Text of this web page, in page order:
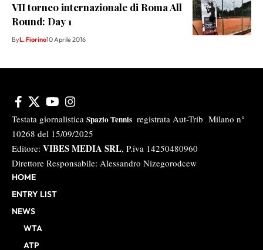
VII torneo internazionale di Roma All
Round: Day 1
ByL. Fiorino10 Aprile 2016
Testata giornalistica Spazio Tennis registrata Aut-Trib Milano n°
10268 del 15/09/2025
Editore: VIBES MEDIA SRL, P.iva 14250480960
Direttore Responsabile: Alessandro Nizegorodcew
HOME
ENTRY LIST
NEWS
WTA
ATP